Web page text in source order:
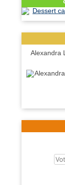
Alexandra